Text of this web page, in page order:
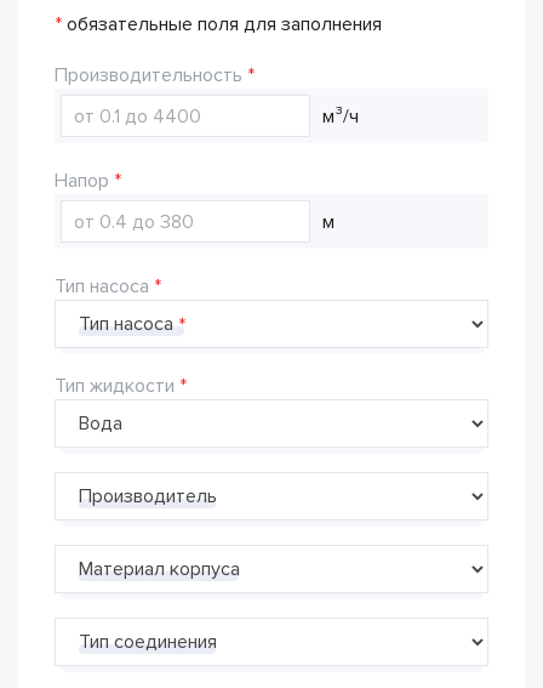
* обязательные поля для заполнения
Производительность
м³/ч
Напор
м
Тип насоса
Тип насоса
Тип жидкости
Производитель
Материал корпуса
Тип соединения